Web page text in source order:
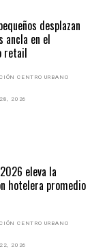
desplazan
ancla en el
retail
CENTRO URBANO
2026
eleva la
hotelera promedio
CENTRO URBANO
2026